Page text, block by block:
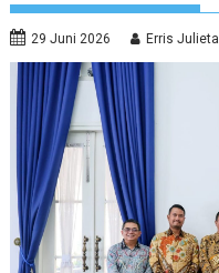
29 Juni 2026 Erris Julieta